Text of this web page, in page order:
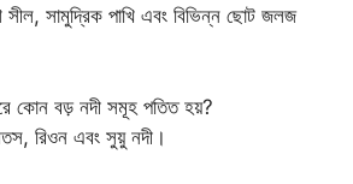
সীল, সামুদ্রিক পাখি এবং বিভিন্ন ছোট জলজ
কোন বড় নদী সমূহ পতিত হয়?
রিওন এবং সুয়ু নদী।